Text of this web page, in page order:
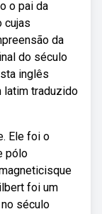
o pai da
cujas
da
do século
inglês
latim traduzido
Ele foi o
pólo
foi um
século